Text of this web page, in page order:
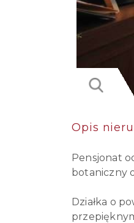
Opis
Pensjonat
botaniczny
Działka o